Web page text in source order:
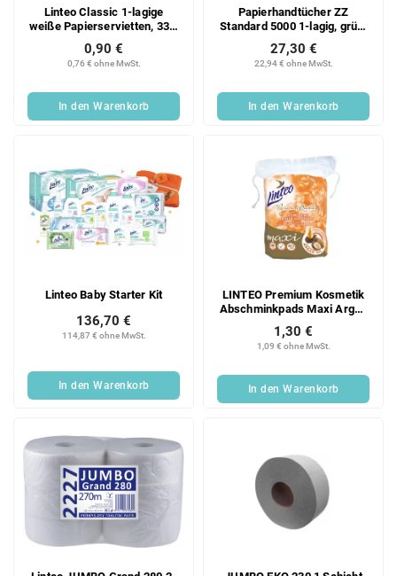
Linteo Classic 1-lagige
weiße Papierservietten, 33 x
0,76 € ohne MwSt.
0,90 €
In den Warenkorb
Papierhandtücher ZZ
Standard 5000 1-lagig, grün,
Karton
22,94 € ohne MwSt.
27,30 €
In den Warenkorb
Linteo Baby Starter Kit
114,87 € ohne MwSt.
136,70 €
In den Warenkorb
LINTEO Premium Kosmetik
Abschminkpads Maxi Argan
1,09 € ohne MwSt.
1,30 €
In den Warenkorb